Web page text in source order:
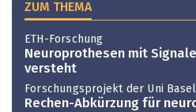
ZUM THEMA
ETH-Forschung
Neuroprothesen mit
versteht
Forschungsprojekt der Uni Basel
Rechen-Abkürzung für